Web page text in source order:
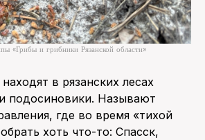
«Грибы и грибники Рязанской области»
в рязанских лесах
подосиновики. Называют
где во время «тихой
хоть что-то: Спасск,